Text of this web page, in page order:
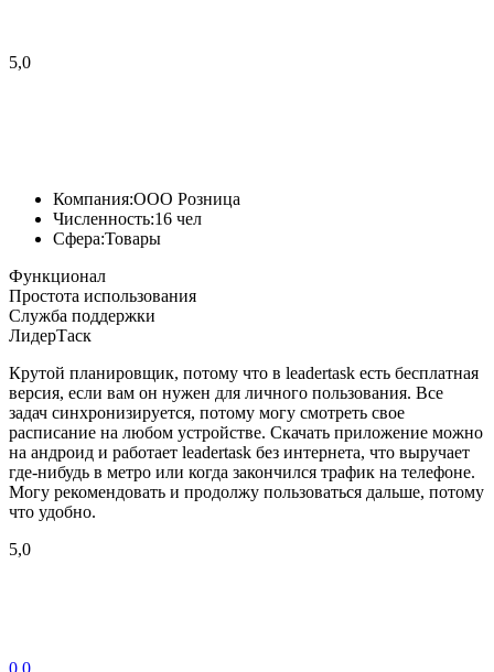
5,0
Компания:ООО Розница
Численность:16 чел
Сфера:Товары
Функционал
Простота использования
Служба поддержки
ЛидерТаск
Крутой планировщик, потому что в leadertask есть бесплатная
версия, если вам он нужен для личного пользования. Все
задач синхронизируется, потому могу смотреть свое
расписание на любом устройстве. Скачать приложение можно
на андроид и работает leadertask без интернета, что выручает
где-нибудь в метро или когда закончился трафик на телефоне.
Могу рекомендовать и продолжу пользоваться дальше, потому
что удобно.
5,0